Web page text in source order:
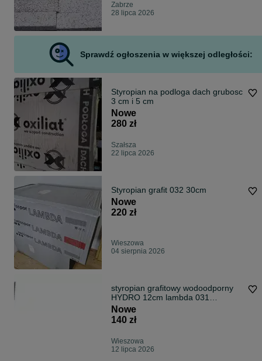
Zabrze
28 lipca 2026
Sprawdź ogłoszenia w większej odległości:
Styropian na podloga dach grubosc
3 cm i 5 cm
Nowe
280 zł
Szałsza
22 lipca 2026
Styropian grafit 032 30cm
Nowe
220 zł
Wieszowa
04 sierpnia 2026
styropian grafitowy wodoodporny
HYDRO 12cm lambda 031
Swisspor
Nowe
140 zł
Wieszowa
12 lipca 2026